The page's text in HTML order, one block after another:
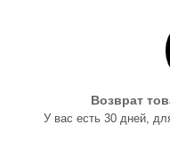
Возврат
У вас есть 30 дней,